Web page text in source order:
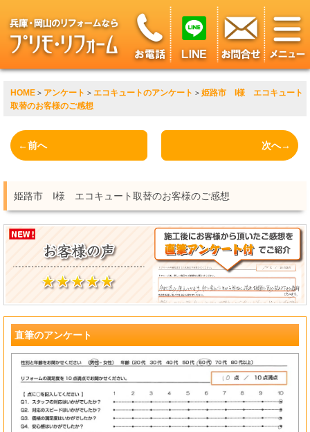
HOME > アンケート > エコキュートのアンケート > 姫路市 I様 エコキュート
取替のお客様のご感想
←前へ 次へ→
姫路市 I様 エコキュート取替のお客様のご感想
直筆のアンケート